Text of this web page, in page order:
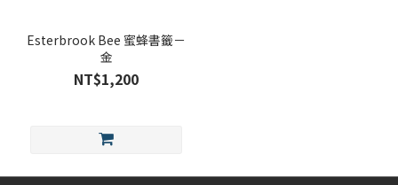
Esterbrook Bee 蜜蜂書籤－
金
NT$1,200